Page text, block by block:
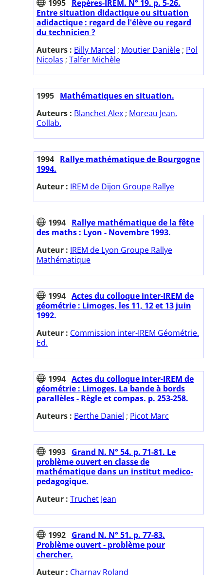
1995 Repères-IREM. N° 19. p. 5-26.
Entre situation didactique ou situation
adidactique : regard de l'élève ou regard
du technicien ?
Auteurs : Billy Marcel ; Moutier Danièle ; Pol
Nicolas ; Talfer Michèle
1995 Mathématiques en situation.
Auteurs : Blanchet Alex ; Moreau Jean.
Collab.
1994 Rallye mathématique de Bourgogne
1994.
Auteur : IREM de Dijon Groupe Rallye
1994 Rallye mathématique de la fête
des maths : Lyon - Novembre 1993.
Auteur : IREM de Lyon Groupe Rallye
Mathématique
1994 Actes du colloque inter-IREM de
géométrie : Limoges, les 11, 12 et 13 juin
1992.
Auteur : Commission inter-IREM Géométrie.
Ed.
1994 Actes du colloque inter-IREM de
géométrie : Limoges. La bande à bords
parallèles - Règle et compas. p. 253-258.
Auteurs : Berthe Daniel ; Picot Marc
1993 Grand N. N° 54. p. 71-81. Le
problème ouvert en classe de
mathématique dans un institut medico-
pedagogique.
Auteur : Truchet Jean
1992 Grand N. N° 51. p. 77-83.
Problème ouvert - problème pour
chercher.
Auteur : Charnay Roland